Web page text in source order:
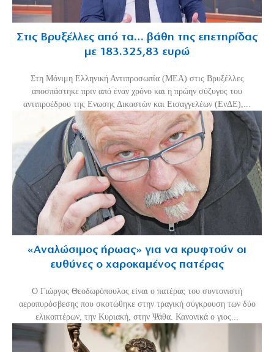
Στις Βρυξέλλες από τα… βάθη της επετηρίδας
με 183.325,83 ευρώ
Στη Μόνιμη Ελληνική Αντιπροσωπία (ΜΕΑ) στις Βρυξέλλες
αποσπάστηκε πριν από έναν χρόνο και η πρώην σύζυγος του
αντιπροέδρου της Ενωσης Δικαστών και Εισαγγελέων (ΕνΔΕ),...
«Aναλώσιμος ήρωας» για να κρυφτούν οι
ευθύνες ο χαροκαμένος πατέρας
Ο Γιώργος Θεοδωρόπουλος είναι ο πατέρας του συντονιστή
αεροπυρόσβεσης που σκοτώθηκε στην τραγική σύγκρουση των δύο
ελικοπτέρων, την Κυριακή, στην Ψάθα. Κανονικά ο γιος...